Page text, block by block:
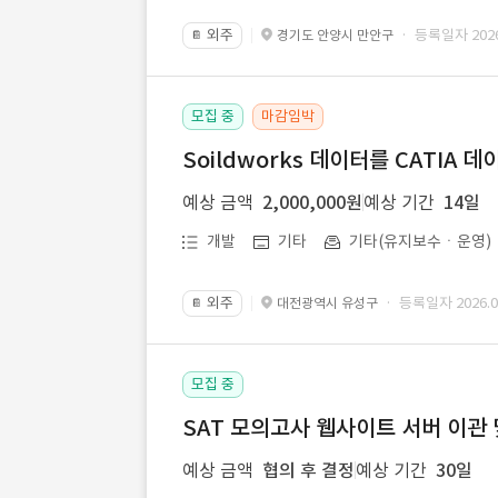
📔 외주 경기도 안양시 만안구 · 등록일자
모집 중 마감임박
Soildworks 데이터를 CATIA 데
예상 금액 2,000,000원 예상 기간 14일
개발 기타 기타(유지보수ㆍ운영)
📔 외주 대전광역시 유성구 · 등록일자
모집 중
SAT 모의고사 웹사이트 서버 이관
예상 금액 협의 후 결정 예상 기간 30일